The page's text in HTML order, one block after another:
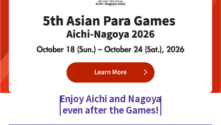
Enjoy Aichi and Nagoya
even after the Games!